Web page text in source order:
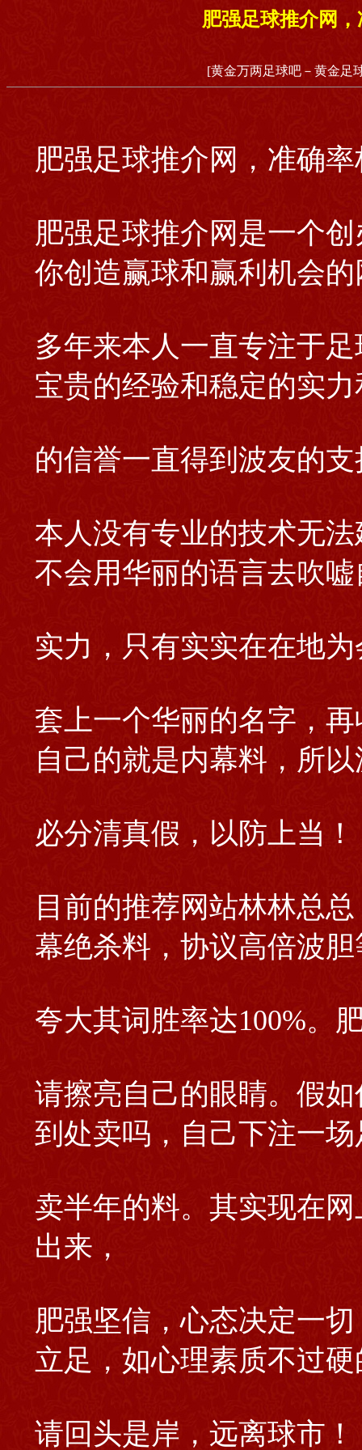
肥强足球推介网
[黄金万两足球吧－黄金足
肥强足球推介网，准确
肥强足球推介网是一个
你创造赢球和赢利机会
多年来本人一直专注于
宝贵的经验和稳定的实
的信誉一直得到波友的支
本人没有专业的技术无
不会用华丽的语言去吹
实力，只有实实在在地
套上一个华丽的名字，
自己的就是内幕料，所
必分清真假，以防上当！
目前的推荐网站林林总
幕绝杀料，协议高倍波
夸大其词胜率达100%。
请擦亮自己的眼睛。假
到处卖吗，自己下注一
卖半年的料。其实现在
出来，
肥强坚信，心态决定一
立足，如心理素质不过
请回头是岸，远离球市！